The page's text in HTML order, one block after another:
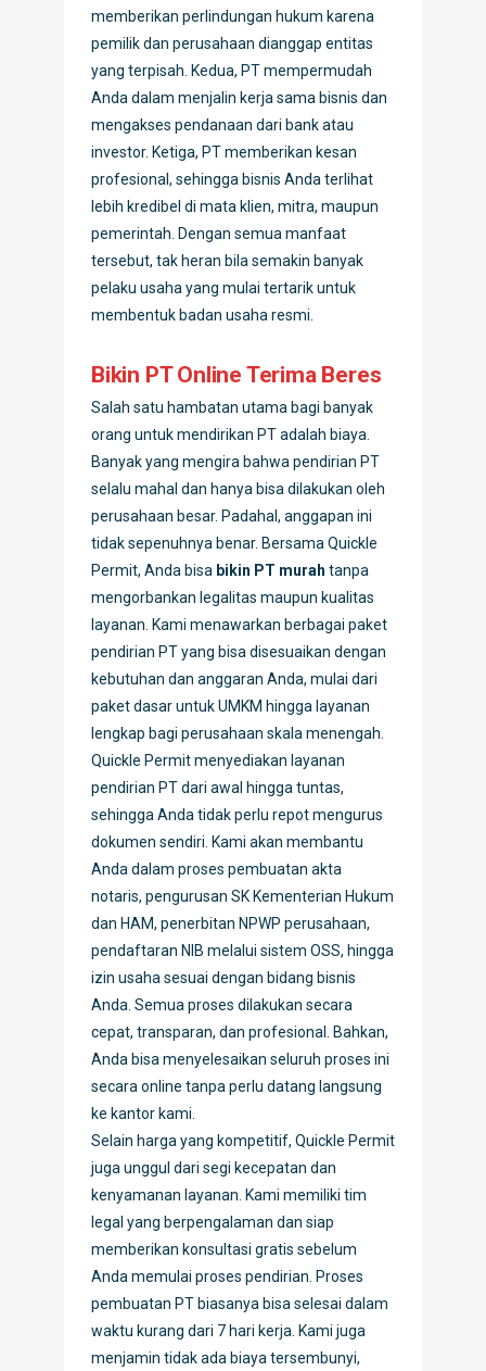
memberikan perlindungan hukum karena
pemilik dan perusahaan dianggap entitas
yang terpisah. Kedua, PT mempermudah
Anda dalam menjalin kerja sama bisnis dan
mengakses pendanaan dari bank atau
investor. Ketiga, PT memberikan kesan
profesional, sehingga bisnis Anda terlihat
lebih kredibel di mata klien, mitra, maupun
pemerintah. Dengan semua manfaat
tersebut, tak heran bila semakin banyak
pelaku usaha yang mulai tertarik untuk
membentuk badan usaha resmi.
Bikin PT Online Terima Beres
Salah satu hambatan utama bagi banyak
orang untuk mendirikan PT adalah biaya.
Banyak yang mengira bahwa pendirian PT
selalu mahal dan hanya bisa dilakukan oleh
perusahaan besar. Padahal, anggapan ini
tidak sepenuhnya benar. Bersama Quickle
Permit, Anda bisa bikin PT murah tanpa
mengorbankan legalitas maupun kualitas
layanan. Kami menawarkan berbagai paket
pendirian PT yang bisa disesuaikan dengan
kebutuhan dan anggaran Anda, mulai dari
paket dasar untuk UMKM hingga layanan
lengkap bagi perusahaan skala menengah.
Quickle Permit menyediakan layanan
pendirian PT dari awal hingga tuntas,
sehingga Anda tidak perlu repot mengurus
dokumen sendiri. Kami akan membantu
Anda dalam proses pembuatan akta
notaris, pengurusan SK Kementerian Hukum
dan HAM, penerbitan NPWP perusahaan,
pendaftaran NIB melalui sistem OSS, hingga
izin usaha sesuai dengan bidang bisnis
Anda. Semua proses dilakukan secara
cepat, transparan, dan profesional. Bahkan,
Anda bisa menyelesaikan seluruh proses ini
secara online tanpa perlu datang langsung
ke kantor kami.
Selain harga yang kompetitif, Quickle Permit
juga unggul dari segi kecepatan dan
kenyamanan layanan. Kami memiliki tim
legal yang berpengalaman dan siap
memberikan konsultasi gratis sebelum
Anda memulai proses pendirian. Proses
pembuatan PT biasanya bisa selesai dalam
waktu kurang dari 7 hari kerja. Kami juga
menjamin tidak ada biaya tersembunyi,